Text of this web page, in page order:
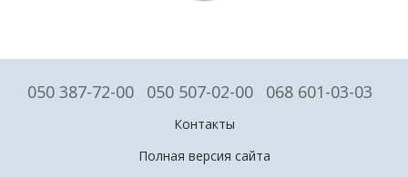
050 387-72-00 050 507-02-00 068 601-03-03
Контакты
Полная версия сайта